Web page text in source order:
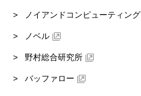
ノイアンドコンピューティング
ノベル
野村総合研究所
バッファロー